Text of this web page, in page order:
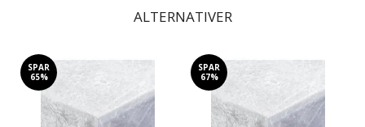
ALTERNATIVER
SPAR
65%
SPAR
67%